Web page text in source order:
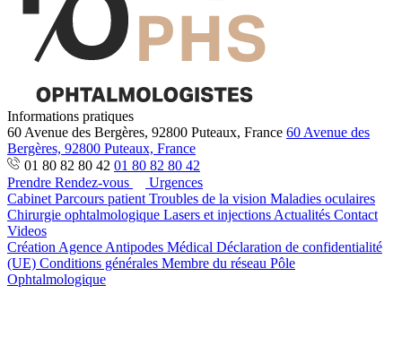
Informations pratiques
60 Avenue des Bergères, 92800 Puteaux, France 60 Avenue des
Bergères, 92800 Puteaux, France
01 80 82 80 42 01 80 82 80 42
Prendre Rendez-vous
Urgences
Cabinet Parcours patient Troubles de la vision Maladies oculaires
Chirurgie ophtalmologique Lasers et injections Actualités Contact
Videos
Création Agence Antipodes Médical Déclaration de confidentialité
(UE) Conditions générales Membre du réseau Pôle
Ophtalmologique